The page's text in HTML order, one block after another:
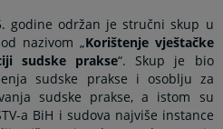
godine održan je stručni skup u
nazivom „Korištenje vještačke
sudske prakse“. Skup je bio
sudske prakse i osoblju za
sudske prakse, a istom su
a BiH i sudova najviše instance